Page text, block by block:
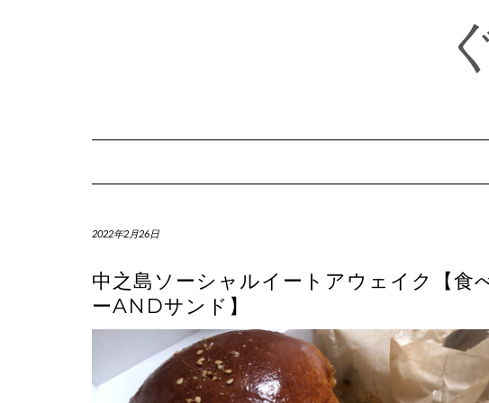
2022年2月26日
中之島ソーシャルイートアウェイク【食
ーANDサンド】